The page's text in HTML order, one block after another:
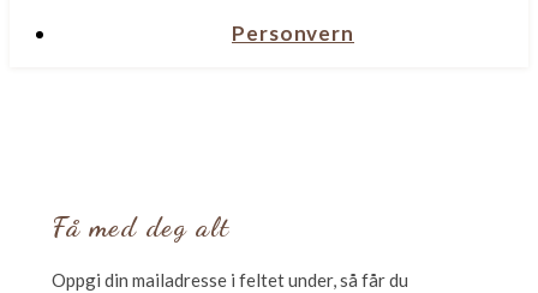
Personvern
Få med deg alt
Oppgi din mailadresse i feltet under, så får du